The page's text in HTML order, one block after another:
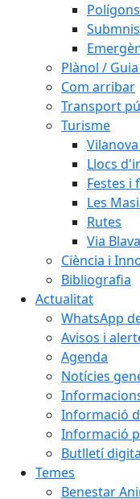
Polígons
Plànol /
Com arribar
Transport
Turisme
Llocs
Festes i
Les
Rutes
Via
Ciència i
Bibliografia
Actualitat
WhatsApp
Avisos i
Agenda
Notícies
Informació
Informació
Butlletí
Temes
Benestar